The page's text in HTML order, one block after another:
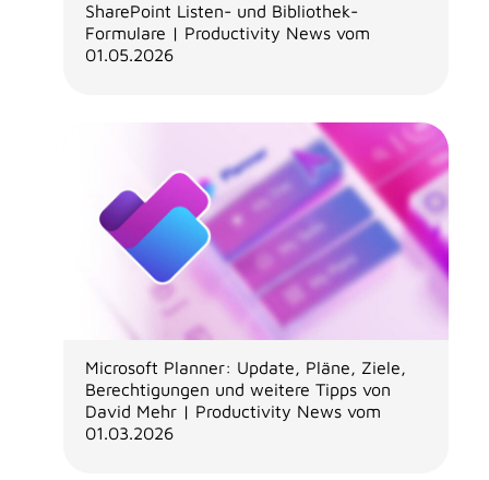
SharePoint Listen- und Bibliothek-
Formulare | Productivity News vom
01.05.2026
Microsoft Planner: Update, Pläne, Ziele,
Berechtigungen und weitere Tipps von
David Mehr | Productivity News vom
01.03.2026